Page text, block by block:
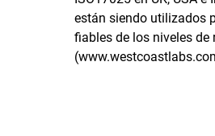
están siendo utilizados
fiables de los niveles